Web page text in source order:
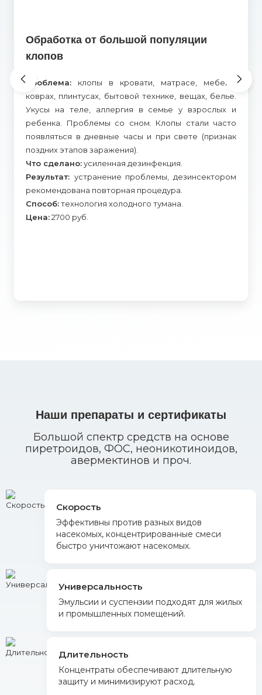
Обработка от большой популяции
клопов
Проблема: клопы в кровати, матрасе, мебели,
коврах, плинтусах, бытовой технике, вещах, белье.
Укусы на теле, аллергия в семье у взрослых и
ребенка. Проблемы со сном. Клопы стали часто
появляться в дневные часы и при свете (признак
поздних этапов заражения).
Что сделано:усиленная дезинфекция.
Результат: устранение проблемы, дезинсектором
рекомендована повторная процедура.
Способ:технология холодного тумана.
Цена:2700 руб.
Наши препараты и сертификаты
Большой спектр средств на основе
пиретроидов, ФОС, неоникотиноидов,
авермектинов и проч.
Скорость
Эффективны против разных видов
насекомых, концентрированные смеси
быстро уничтожают насекомых.
Универсальность
Эмульсии и суспензии подходят для жилых
и промышленных помещений.
Длительность
Концентраты обеспечивают длительную
защиту и минимизируют расход.